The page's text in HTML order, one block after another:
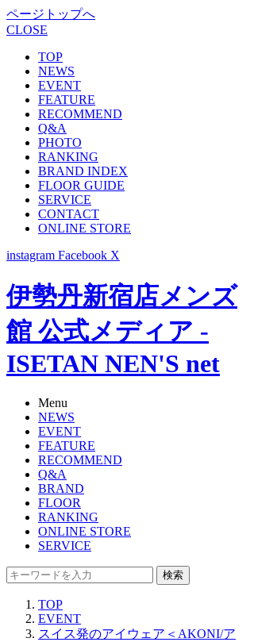
ページトップへ
CLOSE
TOP
NEWS
EVENT
FEATURE
RECOMMEND
Q&A
PHOTO
RANKING
BRAND INDEX
FLOOR GUIDE
SERVICE
CONTACT
ONLINE STORE
instagram Facebook X
伊勢丹新宿店メンズ
館 公式メディア -
ISETAN NEN'S net
Menu
NEWS
EVENT
FEATURE
RECOMMEND
Q&A
BRAND
FLOOR
RANKING
ONLINE STORE
SERVICE
検索
TOP
EVENT
スイス発のアイウェア＜AKONI/ア